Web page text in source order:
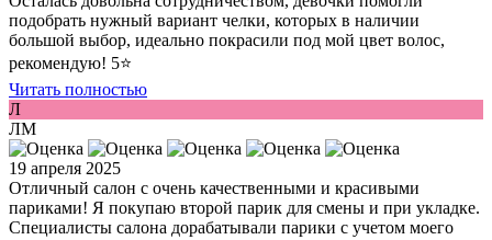
подобрать нужный вариант челки, которых в наличии
большой выбор, идеально покрасили под мой цвет волос,
рекомендую! 5⭐️
Читать полностью
Л
ЛМ
19 апреля 2025
Отличный салон с очень качественными и красивыми
париками! Я покупаю второй парик для смены и при укладке.
Специалисты салона дорабатывали парики с учетом моего